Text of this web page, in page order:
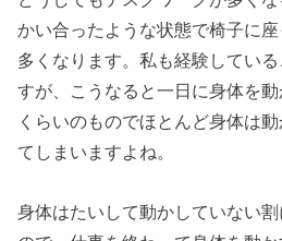
かい合ったような状態で椅子に
多くなります。私も経験してい
すが、こうなると一日に身体を
くらいのものでほとんど身体は
てしまいますよね。
身体はたいして動かしていない